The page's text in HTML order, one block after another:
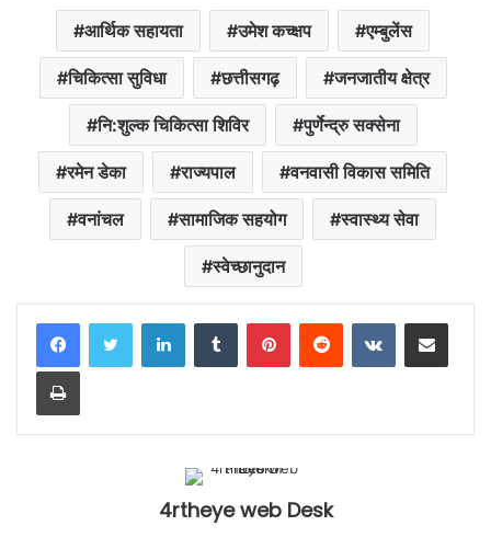
आर्थिक सहायता उमेश कच्क्षप एम्बुलेंस
चिकित्सा सुविधा छत्तीसगढ़ जनजातीय क्षेत्र
नि:शुल्क चिकित्सा शिविर पुर्णेन्द्रु सक्सेना
रमेन डेका राज्यपाल वनवासी विकास समिति
वनांचल सामाजिक सहयोग स्वास्थ्य सेवा
स्वेच्छानुदान
LinkedInTumblr PinterestReddit VKontakteShare via Email
Print
4rtheye web Desk